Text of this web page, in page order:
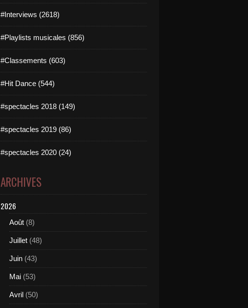
#Interviews (2618)
#Playlists musicales (856)
#Classements (603)
#Hit Dance (544)
#spectacles 2018 (149)
#spectacles 2019 (86)
#spectacles 2020 (24)
ARCHIVES
2026
Août (8)
Juillet (48)
Juin (43)
Mai (53)
Avril (50)